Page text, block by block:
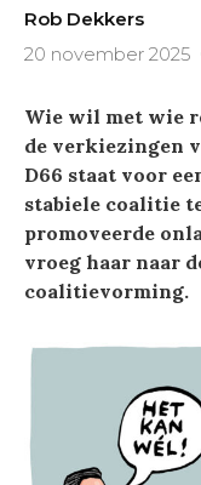
Rob Dekkers
20 november 2025
Wie wil met wie
de verkiezingen
D66 staat voor
stabiele coalitie
promoveerde
vroeg haar naar
coalitievorming.